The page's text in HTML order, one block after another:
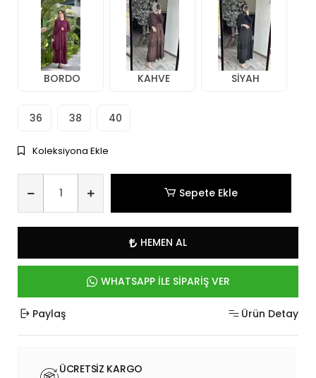
BORDO KAHVE SİYAH
36 38 40
Koleksiyona Ekle
Sepete Ekle
HEMEN AL
WHATSAPP İLE SİPARİŞ VER
Paylaş Ürün Detay
ÜCRETSİZ KARGO